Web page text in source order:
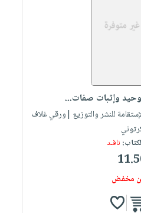
وإثبات صفات...
للنشر والتوزيع |ورقي غلاف
نافـد
مخفض